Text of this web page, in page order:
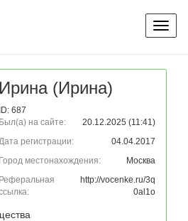
Ирина (Ирина)
ID: 687
Был(а) на сайте:
20.12.2025 (11:41)
регистрации:
04.04.2017
Город местонахождения:
Москва
Реферальная
http://vocenke.ru/3q
0al1o